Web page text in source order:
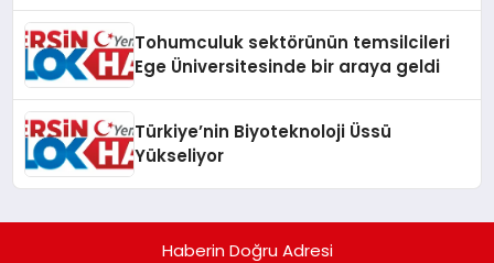
Tohumculuk sektörünün temsilcileri
Ege Üniversitesinde bir araya geldi
Türkiye’nin Biyoteknoloji Üssü
Yükseliyor
Haberin Doğru Adresi